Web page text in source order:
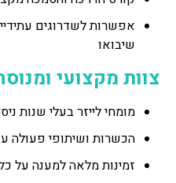
אפשרות לשדרוגים
שיבואו
צוות מקצועי
מומחי לייזר בעלי שנות
הכשרות ושיתופי פעולה
זמינות מלאה למענה על